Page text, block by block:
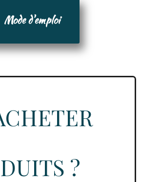
Mode d'emploi
?